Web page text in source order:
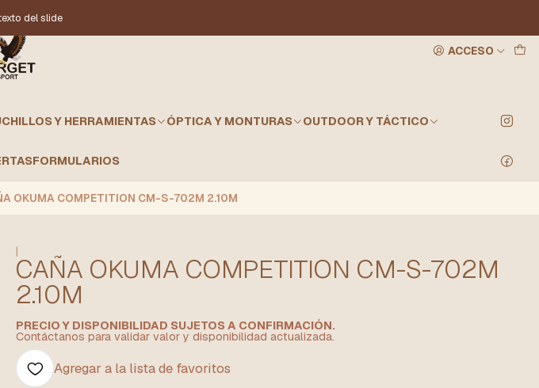
ACCESO
Y HERRAMIENTAS ÓPTICA Y MONTURAS OUTDOOR Y TÁCTICO
FORMULARIOS
del slide
OKUMA COMPETITION CM-S-702M 2.10M
|
CAÑA OKUMA COMPETITION CM-S-702M
2.10M
PRECIO Y DISPONIBILIDAD SUJETOS A CONFIRMACIÓN.
Contáctanos para validar valor y disponibilidad actualizada.
Agregar a la lista de favoritos